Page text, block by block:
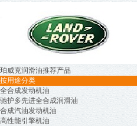
珀威克润滑油推荐产品
按用途分类
全合成发动机油
驰护多先进全合成润滑油
合成汽油发动机油
高性能引擎机油